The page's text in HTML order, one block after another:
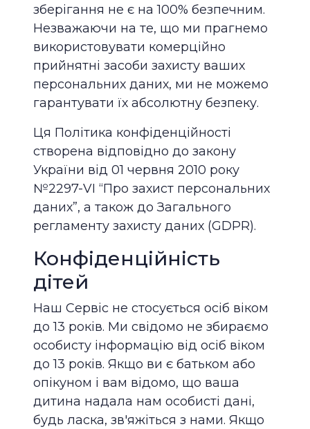
зберігання не є на 100% безпечним.
Незважаючи на те, що ми прагнемо
використовувати комерційно
прийнятні засоби захисту ваших
персональних даних, ми не можемо
гарантувати їх абсолютну безпеку.
Ця Політика конфіденційності
створена відповідно до закону
України від 01 червня 2010 року
№2297-VI “Про захист персональних
даних”, а також до Загального
регламенту захисту даних (GDPR).
Конфіденційність
дітей
Наш Сервіс не стосується осіб віком
до 13 років. Ми свідомо не збираємо
особисту інформацію від осіб віком
до 13 років. Якщо ви є батьком або
опікуном і вам відомо, що ваша
дитина надала нам особисті дані,
будь ласка, зв'яжіться з нами. Якщо